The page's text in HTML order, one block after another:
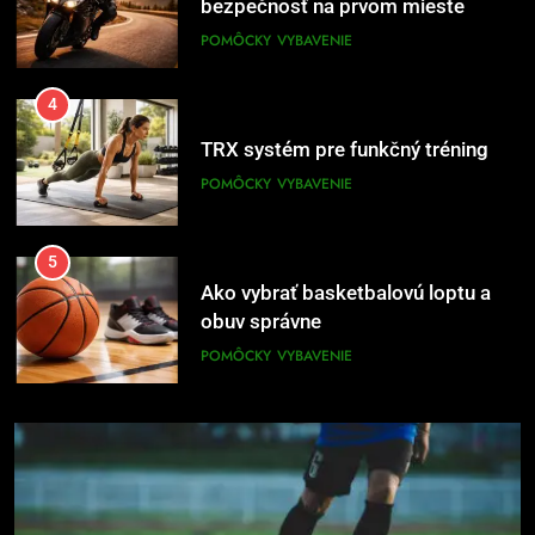
POMÔCKY
5
Ako vybrať basketbalovú loptu a
obuv správne
6
Ako kombinovať rôzne tréningové
pomôcky
POMÔCKY VYBAVENIE
7
Pomôcky na cvičenie brucha
VYBAVENIE